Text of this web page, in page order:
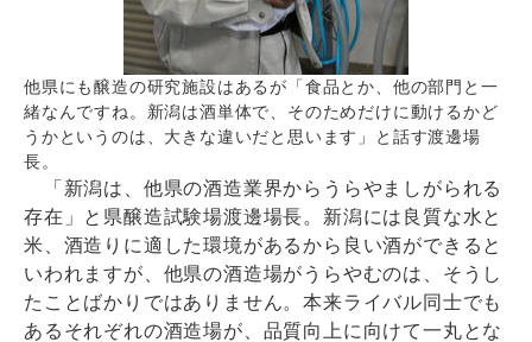
他県にも醸造の研究施設はあるが「食品とか、他の部門と一
緒なんですね。新潟は酒単体で、そのためだけに動けるかど
うかというのは、大きな違いだと思います」と話す渡邊場
長。
「新潟は、他県の酒造業界からうらやましがられる
存在」と県醸造試験場渡邊場長。新潟には良質な水と
米、酒造りに適した環境があるから良い酒ができると
いわれますが、他県の酒造場がうらやむのは、そうし
たことばかりではありません。本来ライバル同士でも
あるそれぞれの酒造場が、品質向上に向けて一丸とな